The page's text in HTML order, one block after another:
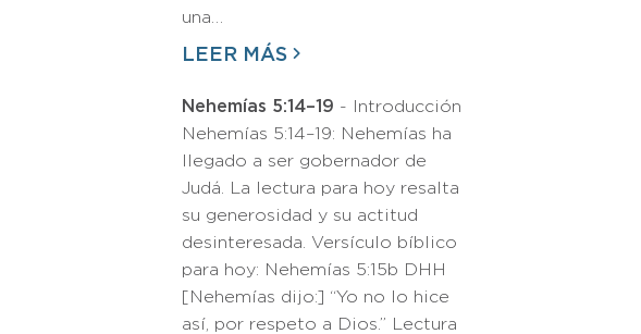
una…
LEER MÁS
Nehemías 5:14–19 - Introducción
Nehemías 5:14–19: Nehemías ha
llegado a ser gobernador de
Judá. La lectura para hoy resalta
su generosidad y su actitud
desinteresada. Versículo bíblico
para hoy: Nehemías 5:15b DHH
[Nehemías dijo:] “Yo no lo hice
así, por respeto a Dios.” Lectura